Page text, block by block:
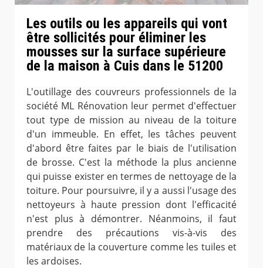
Les outils ou les appareils qui vont
être sollicités pour éliminer les
mousses sur la surface supérieure
de la maison à Cuis dans le 51200
L'outillage des couvreurs professionnels de la
société ML Rénovation leur permet d'effectuer
tout type de mission au niveau de la toiture
d'un immeuble. En effet, les tâches peuvent
d'abord être faites par le biais de l'utilisation
de brosse. C'est la méthode la plus ancienne
qui puisse exister en termes de nettoyage de la
toiture. Pour poursuivre, il y a aussi l'usage des
nettoyeurs à haute pression dont l'efficacité
n'est plus à démontrer. Néanmoins, il faut
prendre des précautions vis-à-vis des
matériaux de la couverture comme les tuiles et
les ardoises.